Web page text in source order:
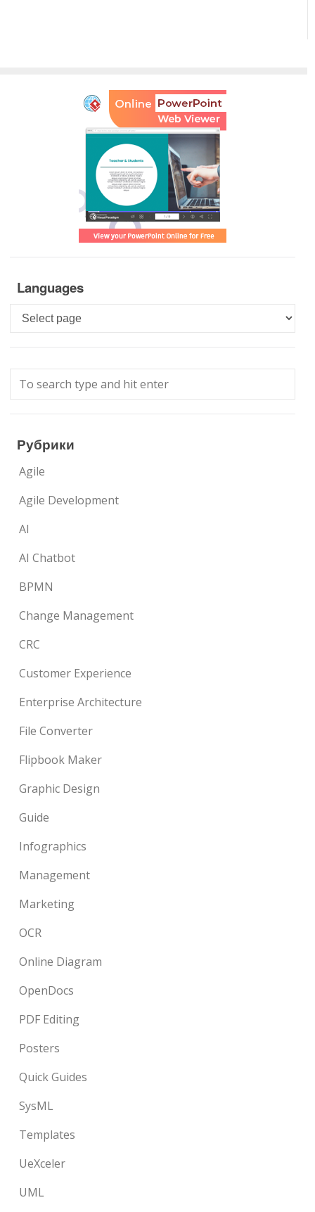
Languages
Languages
Рубрики
Agile
Agile Development
AI
AI Chatbot
BPMN
Change Management
CRC
Customer Experience
Enterprise Architecture
File Converter
Flipbook Maker
Graphic Design
Guide
Infographics
Management
Marketing
OCR
Online Diagram
OpenDocs
PDF Editing
Posters
Quick Guides
SysML
Templates
UeXceler
UML